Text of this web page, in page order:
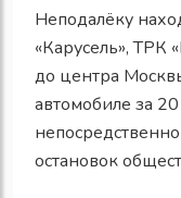
Неподалёку
«Карусель», ТРК
до центра
автомобиле за
остановок